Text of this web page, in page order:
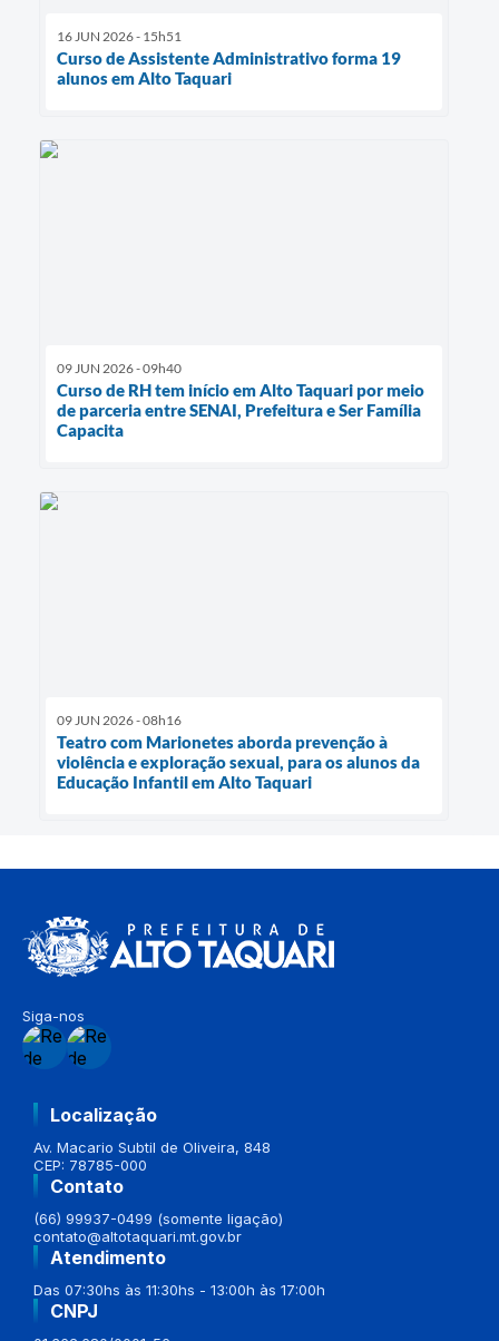
16 JUN 2026 - 15h51
Curso de Assistente Administrativo forma 19
alunos em Alto Taquari
09 JUN 2026 - 09h40
Curso de RH tem início em Alto Taquari por meio
de parceria entre SENAI, Prefeitura e Ser Família
Capacita
09 JUN 2026 - 08h16
Teatro com Marionetes aborda prevenção à
violência e exploração sexual, para os alunos da
Educação Infantil em Alto Taquari
Siga-nos
Localização
Av. Macario Subtil de Oliveira, 848
CEP: 78785-000
Contato
(66) 99937-0499 (somente ligação)
contato@altotaquari.mt.gov.br
Atendimento
Das 07:30hs às 11:30hs - 13:00h às 17:00h
CNPJ